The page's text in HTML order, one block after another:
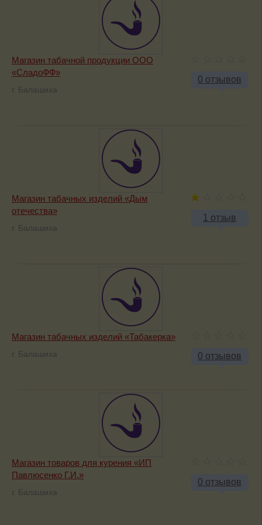
0 отзывов
Магазин табачной продукции ООО
«СладоФФ»
г. Балашиха
1 отзыв
Магазин табачных изделий «Дым
отечества»
г. Балашиха
0 отзывов
Магазин табачных изделий «Табакерка»
г. Балашиха
0 отзывов
Магазин товаров для курения «ИП
Павлюсенко Г.И.»
г. Балашиха